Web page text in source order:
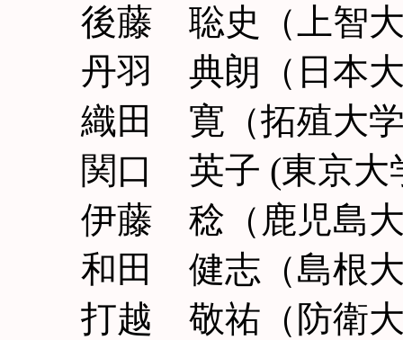
後藤 聡史（上智
丹羽 典朗（日本
織田 寛（拓殖大
関口 英子 (東京大
伊藤 稔（鹿児島
和田 健志（島根
打越 敬祐（防衛